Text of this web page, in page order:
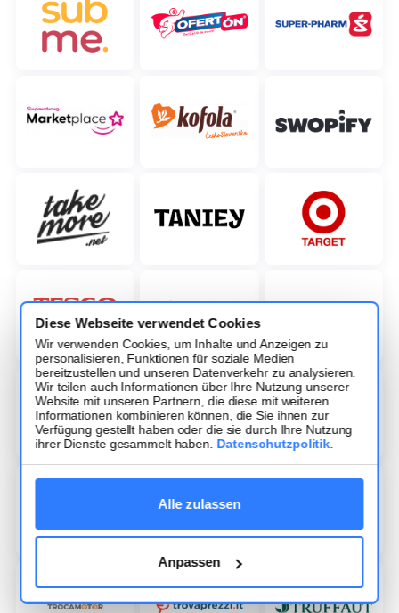
Diese Webseite verwendet Cookies
Wir verwenden Cookies, um Inhalte und Anzeigen zu
personalisieren, Funktionen für soziale Medien
bereitzustellen und unseren Datenverkehr zu analysieren.
Wir teilen auch Informationen über Ihre Nutzung unserer
Website mit unseren Partnern, die diese mit weiteren
Informationen kombinieren können, die Sie ihnen zur
Verfügung gestellt haben oder die sie durch Ihre Nutzung
ihrer Dienste gesammelt haben. Datenschutzpolitik
Alle zulassen
Anpassen